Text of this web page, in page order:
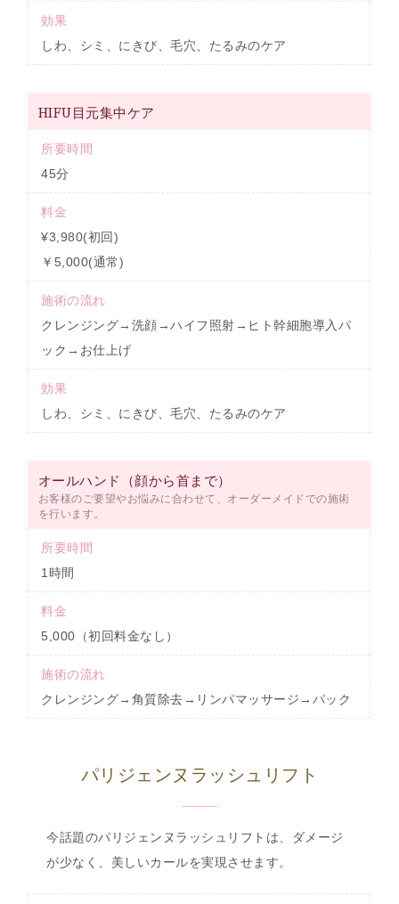
効果
しわ、シミ、にきび、毛穴、たるみのケア
HIFU目元集中ケア
所要時間
45分
料金
¥3,980(初回)
￥5,000(通常)
施術の流れ
クレンジング→洗顔→ハイフ照射→ヒト幹細胞導入パ
ック→お仕上げ
効果
しわ、シミ、にきび、毛穴、たるみのケア
オールハンド（顔から首まで）
お客様のご要望やお悩みに合わせて、オーダーメイドでの施術
を行います。
所要時間
1時間
料金
5,000（初回料金なし）
施術の流れ
クレンジング→角質除去→リンパマッサージ→パック
パリジェンヌラッシュリフト
今話題のパリジェンヌラッシュリフトは、ダメージ
が少なく、美しいカールを実現させます。